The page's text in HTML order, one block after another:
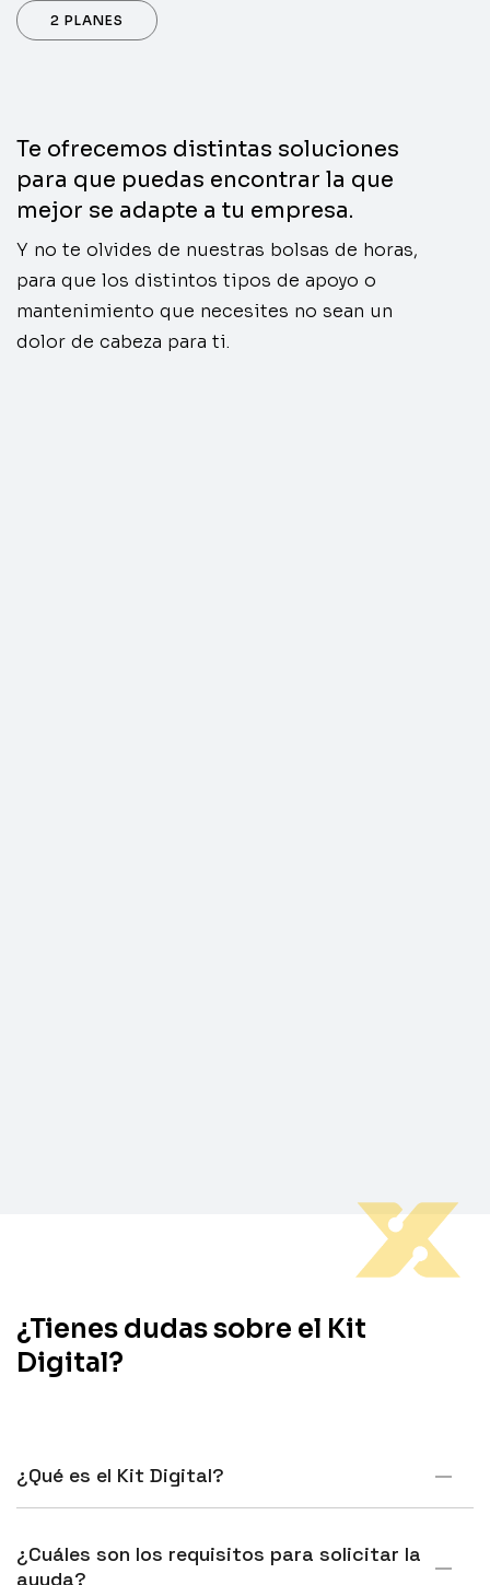
2 PLANES
Te ofrecemos distintas soluciones
para que puedas encontrar la que
mejor se adapte a tu empresa.
Y no te olvides de nuestras bolsas de horas,
para que los distintos tipos de apoyo o
mantenimiento que necesites no sean un
dolor de cabeza para ti.
¿Tienes dudas sobre el Kit
Digital?
¿Qué es el Kit Digital?
¿Cuáles son los requisitos para solicitar la
ayuda?